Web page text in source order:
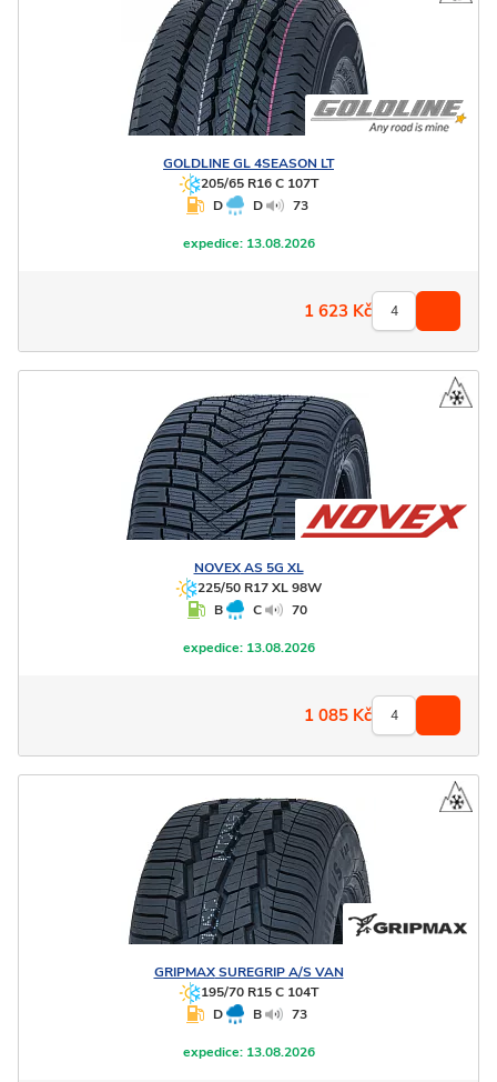
GOLDLINEGL 4SEASON LT
205/65 R16 C 107T
D
D 73
expedice:13.08.2026
1 623 Kč
NOVEXAS 5G XL
225/50 R17 XL 98W
B
C 70
expedice:13.08.2026
1 085 Kč
GRIPMAXSUREGRIP A/S VAN
195/70 R15 C 104T
D
B 73
expedice:13.08.2026